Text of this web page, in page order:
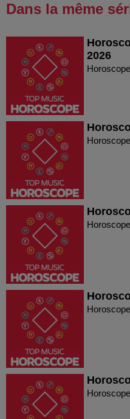
Dans la même
2026